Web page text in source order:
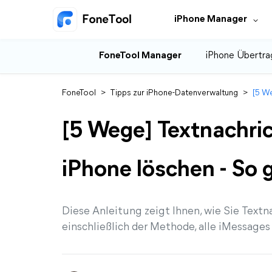
iPhone Manager
FoneTool Manager iPhone
FoneTool > Tipps zur iPhone-Datenverwaltung > [5
[5 Wege]
iPhone löschen - So
Diese Anleitung zeigt Ihnen, wie Sie
einschließlich der Methode, alle